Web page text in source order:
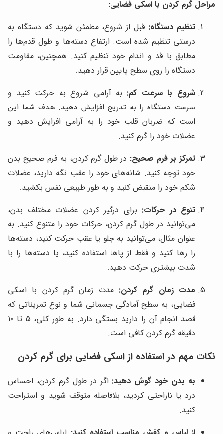
مراحل گرم کردن با اسکی فضایی:
تنظیم دستگاه: قبل از شروع، مطمئن شوید که دستگاه به
درستی تنظیم شده است. ارتفاع دسته‌ها و طول قدم‌ها را
مطابق با قد و اندام خود تنظیم کنید. همچنین، مقاومت
دستگاه را روی سطح پایین قرار دهید.
شروع با سرعت کم: به آرامی شروع به حرکت کنید و
سرعت دستگاه را به تدریج افزایش دهید. هدف شما این
است که ضربان قلب خود را به آرامی افزایش دهید و
عضلات خود را گرم کنید.
تمرکز بر فرم صحیح: در طول گرم کردن، به فرم صحیح بدن
خود توجه کنید. شانه‌های خود را عقب نگه دارید، عضلات
شکم خود را منقبض کنید و به طور طبیعی نفس بکشید.
تنوع در حرکات: برای درگیر کردن عضلات مختلف بدن،
می‌توانید در طول گرم کردن، حرکات خود را متنوع کنید. به
عنوان مثال، می‌توانید به جلو یا عقب حرکت کنید، دسته‌ها
را رها کنید و فقط از پاها استفاده کنید، یا دسته‌ها را با
شدت بیشتری حرکت دهید.
مدت زمان گرم کردن: مدت زمان گرم کردن با اسکی
فضایی، به سطح آمادگی جسمانی شما و نوع تمریناتی که
قصد انجام آن را دارید بستگی دارد. به طور کلی، 5 تا 10
دقیقه گرم کردن کافی است.
نکات مهم در استفاده از اسکی فضایی برای گرم کردن
به بدن خود گوش دهید: اگر در طول گرم کردن، احساس
درد یا ناراحتی کردید، بلافاصله متوقف شوید و استراحت
کنید.